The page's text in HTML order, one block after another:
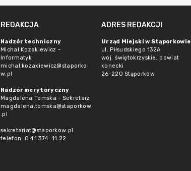
REDAKCJA
Nadzór techniczny
Michał Kozakiewicz -
Informatyk
michal.kozakiewicz@staporko
w.pl
Nadzór merytoryczny
Magdalena Tomska - Sekretarz
magdalena.tomska@staporkow
.pl
sekretariat@staporkow.pl
telefon 0 41 374 11 22
ADRES REDAKCJI
Urząd Miejski w Stąporkowie
ul. Piłsudskiego 132A
woj. świętokrzyskie, powiat
konecki
26-220 Stąporków